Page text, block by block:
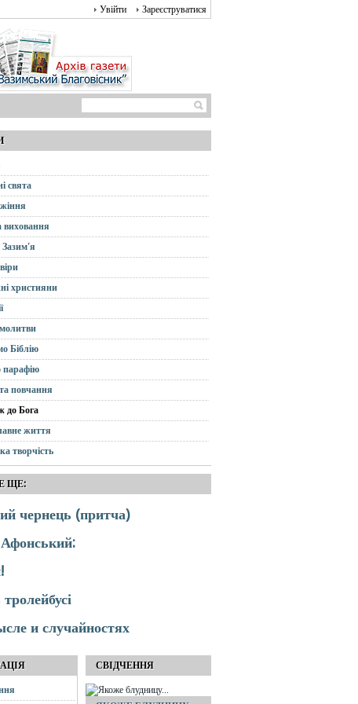
Увійти Зареєструватися
свята
виховання
Зазим'я
християни
Біблію
парафію
повчання
до Бога
життя
творчість
ЩЕ:
чернець (притча)
и случайностях
СВІДЧЕННЯ